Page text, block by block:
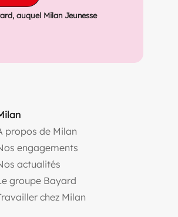
auquel Milan Jeunesse
fenêtre)
propos de Milan
engagements(ouvre une nouvelle
actualités(ouvre une nouvelle
groupe Bayard(ouvre une nouvelle
chez Milan(ouvre une nouvelle